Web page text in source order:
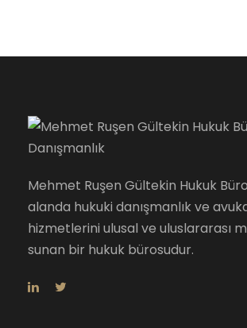
Mehmet Ruşen Gültekin Hukuk
alanda hukuki danışmanlık ve
hizmetlerini ulusal ve uluslararası
sunan bir hukuk bürosudur.